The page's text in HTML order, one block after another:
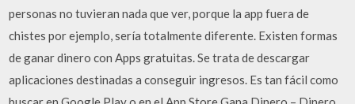
personas no tuvieran nada que ver, porque la app fuera de
chistes por ejemplo, sería totalmente diferente. Existen formas
de ganar dinero con Apps gratuitas. Se trata de descargar
aplicaciones destinadas a conseguir ingresos. Es tan fácil como